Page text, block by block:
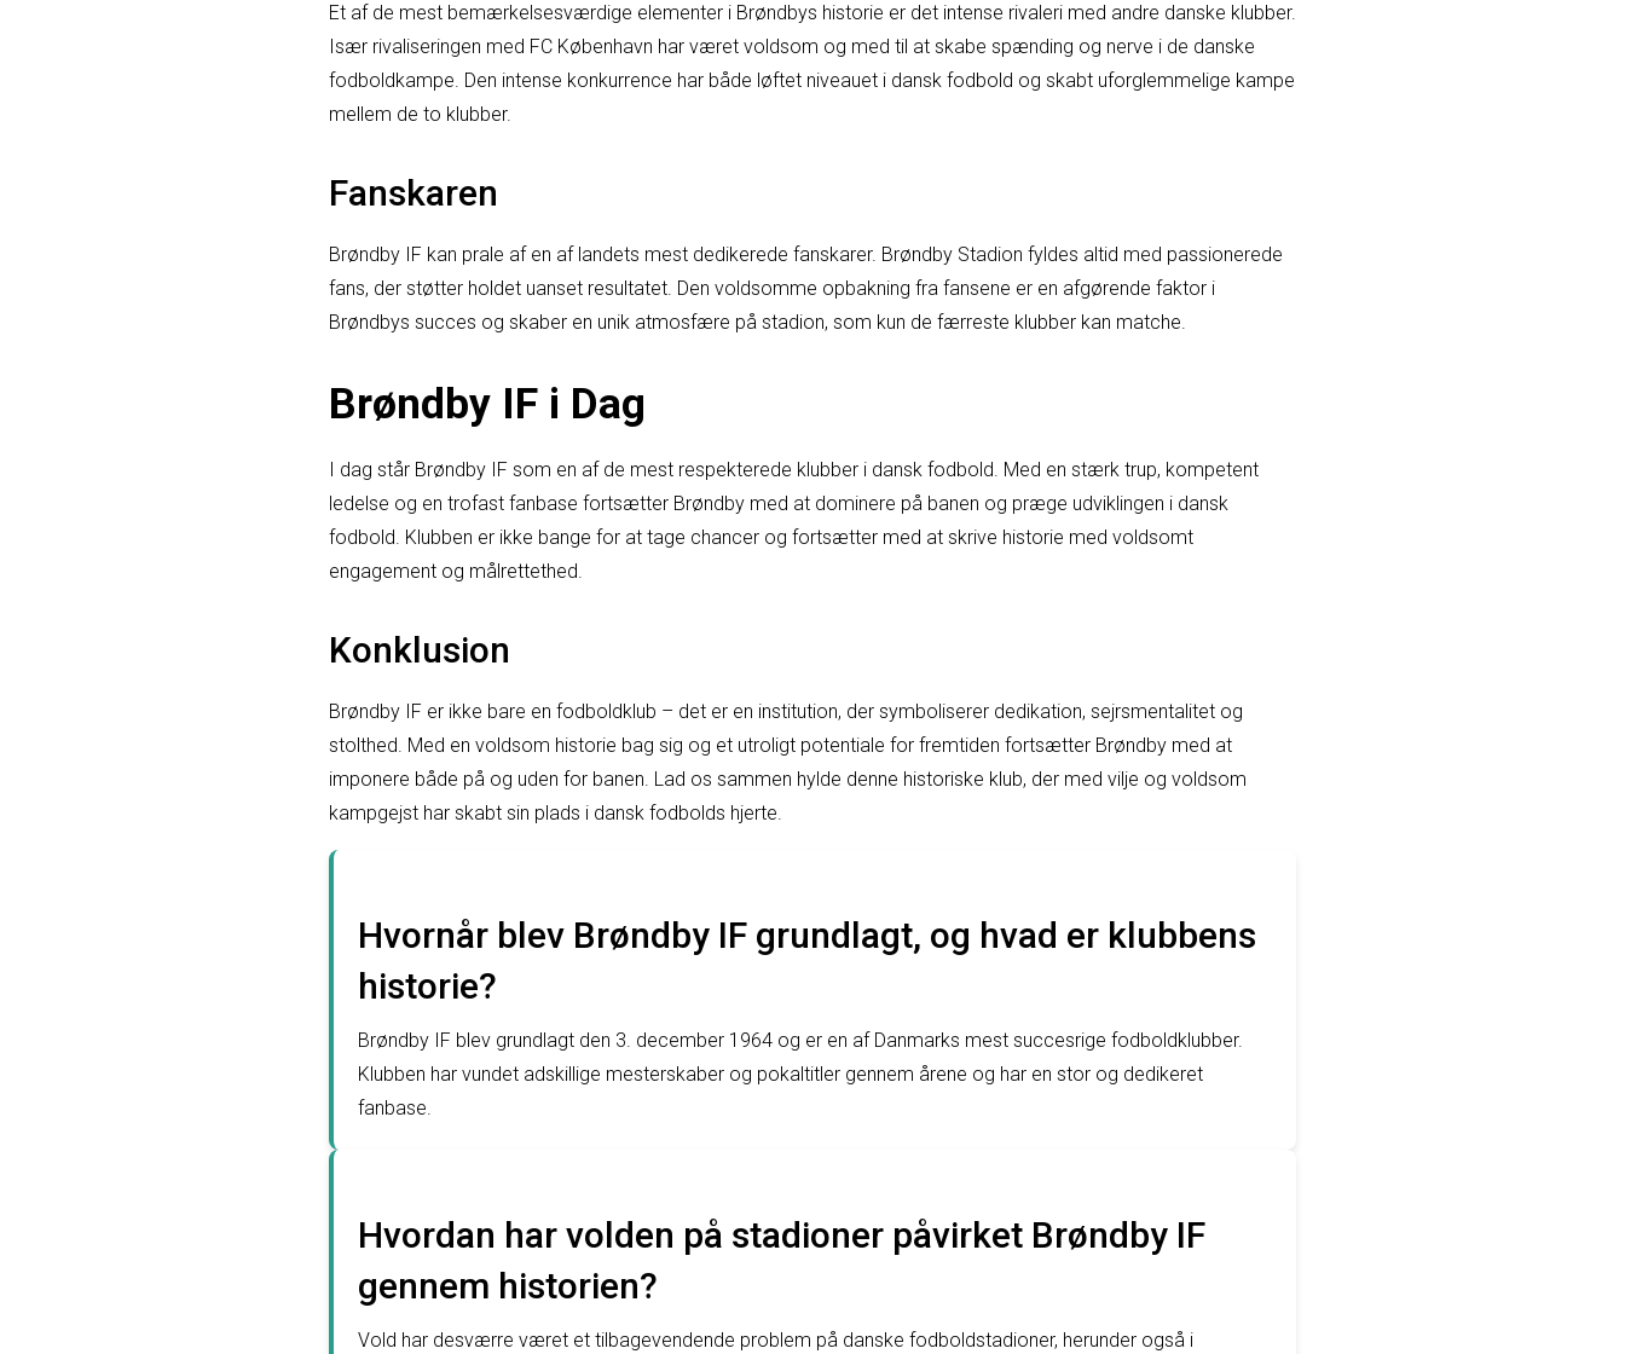
Et af de mest bemærkelsesværdige elementer i Brøndbys historie er det intense rivaleri med andre danske klubber.
Især rivaliseringen med FC København har været voldsom og med til at skabe spænding og nerve i de danske
fodboldkampe. Den intense konkurrence har både løftet niveauet i dansk fodbold og skabt uforglemmelige kampe
mellem de to klubber.
Fanskaren
Brøndby IF kan prale af en af landets mest dedikerede fanskarer. Brøndby Stadion fyldes altid med passionerede
fans, der støtter holdet uanset resultatet. Den voldsomme opbakning fra fansene er en afgørende faktor i
Brøndbys succes og skaber en unik atmosfære på stadion, som kun de færreste klubber kan matche.
Brøndby IF i Dag
I dag står Brøndby IF som en af de mest respekterede klubber i dansk fodbold. Med en stærk trup, kompetent
ledelse og en trofast fanbase fortsætter Brøndby med at dominere på banen og præge udviklingen i dansk
fodbold. Klubben er ikke bange for at tage chancer og fortsætter med at skrive historie med voldsomt
engagement og målrettethed.
Konklusion
Brøndby IF er ikke bare en fodboldklub – det er en institution, der symboliserer dedikation, sejrsmentalitet og
stolthed. Med en voldsom historie bag sig og et utroligt potentiale for fremtiden fortsætter Brøndby med at
imponere både på og uden for banen. Lad os sammen hylde denne historiske klub, der med vilje og voldsom
kampgejst har skabt sin plads i dansk fodbolds hjerte.
Hvornår blev Brøndby IF grundlagt, og hvad er klubbens
historie?
Brøndby IF blev grundlagt den 3. december 1964 og er en af Danmarks mest succesrige fodboldklubber.
Klubben har vundet adskillige mesterskaber og pokaltitler gennem årene og har en stor og dedikeret
fanbase.
Hvordan har volden på stadioner påvirket Brøndby IF
gennem historien?
Vold har desværre været et tilbagevendende problem på danske fodboldstadioner, herunder også i